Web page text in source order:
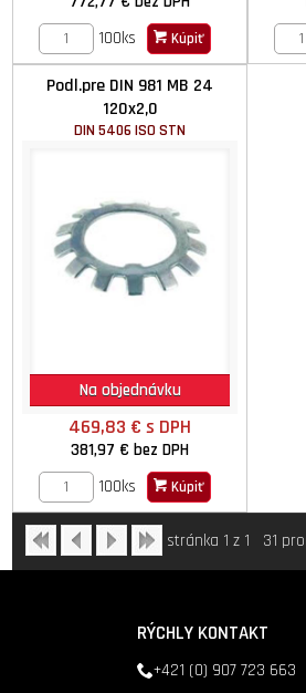
100ks
Kúpiť
Podl.pre DIN 981 MB 24
120x2,0
DIN 5406 ISO STN
Na objednávku
469,83 €s DPH
381,97 €bez DPH
100ks
Kúpiť
stránka 1 z 1 31
RÝCHLY KONTAKT
+421 (0) 907 723 663